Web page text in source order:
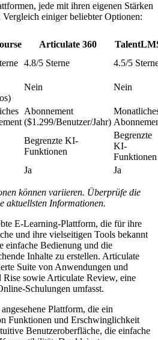
jede mit ihren eigenen Stärken
einiger beliebter Optionen:
Articulate 360
4.8/5 Sterne
4.5/5
Nein Nein
Abonnement
($1.299/Benutzer/Jahr)
Begrenzte KI-
Funktionen
Begrenzte
KI-
Funktionen
Ja Ja
können variieren. Überprüfe die
aktuellsten Informationen.
E-Learning-Plattform, die für ihre
und ihre vielseitigen Tools bekannt
einfache Bedienung und die
Inhalte zu erstellen. Articulate
Suite von Anwendungen und
sowie Articulate Review, eine
Schulungen umfasst.
Plattform, die ein
Funktionen und Erschwinglichkeit
Benutzeroberfläche, die einfache